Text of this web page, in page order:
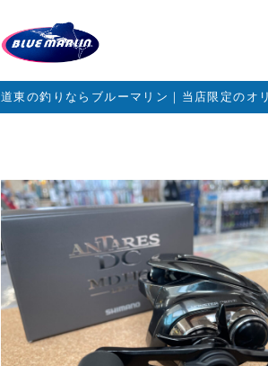
道東の釣りならブルーマリン｜当店限定のオ